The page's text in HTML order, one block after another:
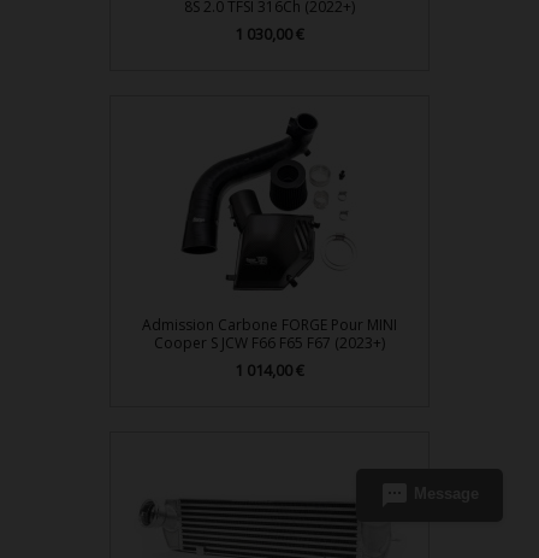
8S 2.0 TFSI 316Ch (2022+)
Prix
1 030,00 €
Admission Carbone FORGE Pour MINI
Cooper S JCW F66 F65 F67 (2023+)
Prix
1 014,00 €